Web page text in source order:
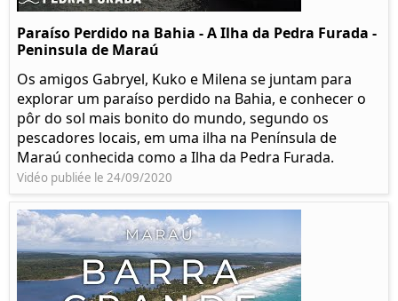
Paraíso Perdido na Bahia - A Ilha da Pedra Furada -
Peninsula de Maraú
Os amigos Gabryel, Kuko e Milena se juntam para
explorar um paraíso perdido na Bahia, e conhecer o
pôr do sol mais bonito do mundo, segundo os
pescadores locais, em uma ilha na Península de
Maraú conhecida como a Ilha da Pedra Furada.
Vidéo publiée le 24/09/2020